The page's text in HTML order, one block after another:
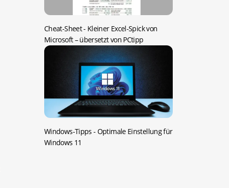
Cheat-Sheet - Kleiner Excel-Spick von
Microsoft – übersetzt von PCtipp
Windows-Tipps - Optimale Einstellung für
Windows 11